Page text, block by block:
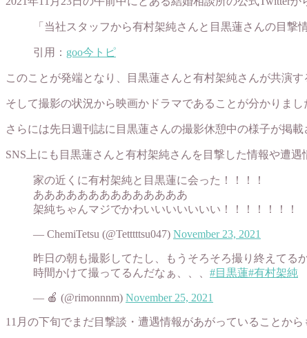
「当社スタッフから有村架純さんと目黒蓮さんの目
引用： goo今トピ
このことが発端となり、目黒蓮さんと有村架純さんが共演す
そして撮影の状況から映画かドラマであることが分かりまし
さらには先日週刊誌に目黒蓮さんの撮影休憩中の様子が掲
SNS上にも目黒蓮さんと有村架純さんを目撃した情報や遭
家の近くに有村架純と目黒蓮に会った！！！！
ああああああああああああああ
架純ちゃんマジでかわいいいいいいい！！！！！！！
— ChemiTetsu (@Tetttttsu047) November 23, 2021
昨日の朝も撮影してたし、もうそろそろ撮り終えてる
時間かけて撮ってるんだなぁ、、、 #目黒蓮#有村架純
— 🍎 (@rimonnnm) November 25, 2021
11月の下旬でまだ目撃談・遭遇情報があがっていることか